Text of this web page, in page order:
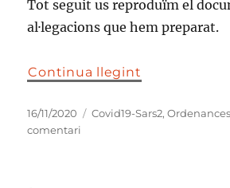
Tot seguit us reproduïm el
al·legacions que hem preparat.
Continua llegint
Publicat
el
16/11/2020 Categories
Covid19-Sars2,
comentari